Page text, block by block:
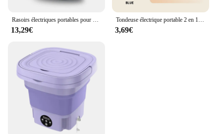
Rasoirs électriques portables pour hommes, rasoir à tête chauve, rasoir à tête fermée, feuille étanche, fournitures de barbier, tondeuse à barbe, cadeaux pour hommes
13,29€
Tondeuse électrique portable 2 en 1 pour les oreilles et les cheveux en antarctique, 2024 professionnelle, indolore, pour les yeux, pour les hommes
3,69€